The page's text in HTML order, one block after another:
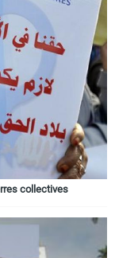
collectives